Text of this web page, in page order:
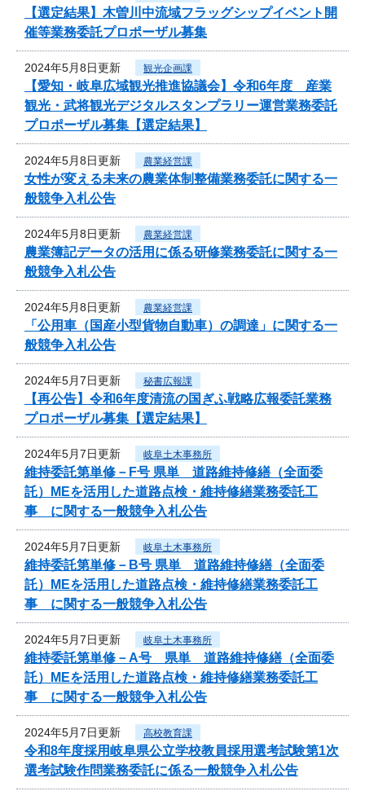
【選定結果】木曽川中流域フラッグシップイベント開
催等業務委託プロポーザル募集
2024年5月8日更新 観光企画課
【愛知・岐阜広域観光推進協議会】令和6年度 産業
観光・武将観光デジタルスタンプラリー運営業務委託
プロポーザル募集【選定結果】
2024年5月8日更新 農業経営課
女性が変える未来の農業体制整備業務委託に関する一
般競争入札公告
2024年5月8日更新 農業経営課
農業簿記データの活用に係る研修業務委託に関する一
般競争入札公告
2024年5月8日更新 農業経営課
「公用車（国産小型貨物自動車）の調達」に関する一
般競争入札公告
2024年5月7日更新 秘書広報課
【再公告】令和6年度清流の国ぎふ戦略広報委託業務
プロポーザル募集【選定結果】
2024年5月7日更新 岐阜土木事務所
維持委託第単修－F号 県単 道路維持修繕（全面委
託）MEを活用した道路点検・維持修繕業務委託工
事 に関する一般競争入札公告
2024年5月7日更新 岐阜土木事務所
維持委託第単修－B号 県単 道路維持修繕（全面委
託）MEを活用した道路点検・維持修繕業務委託工
事 に関する一般競争入札公告
2024年5月7日更新 岐阜土木事務所
維持委託第単修－A号 県単 道路維持修繕（全面委
託）MEを活用した道路点検・維持修繕業務委託工
事 に関する一般競争入札公告
2024年5月7日更新 高校教育課
令和8年度採用岐阜県公立学校教員採用選考試験第1次
選考試験作問業務委託に係る一般競争入札公告